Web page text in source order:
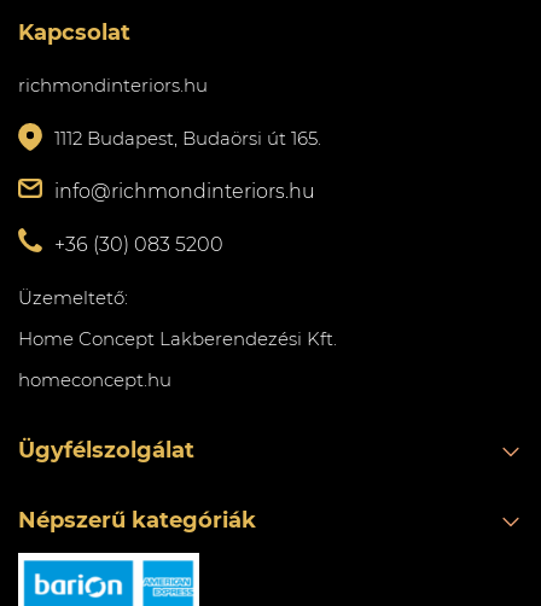
Kapcsolat
richmondinteriors.hu
1112 Budapest, Budaörsi út 165.
info@richmondinteriors.hu
+36 (30) 083 5200
Üzemeltető:
Home Concept Lakberendezési Kft.
homeconcept.hu
Ügyfélszolgálat
Népszerű kategóriák